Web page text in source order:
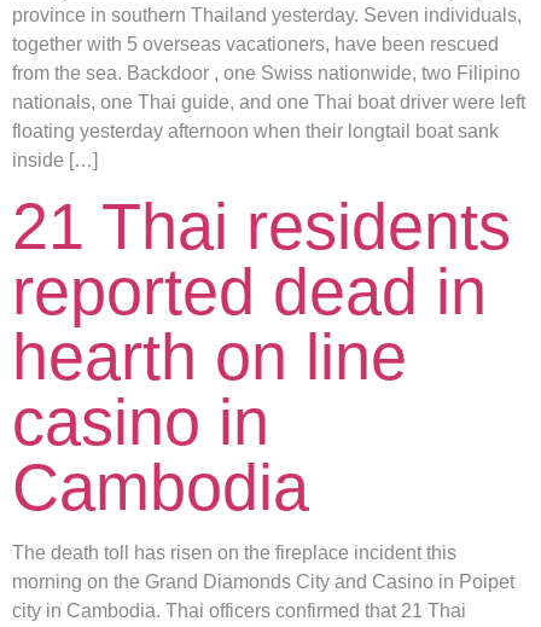
province in southern Thailand yesterday. Seven individuals,
together with 5 overseas vacationers, have been rescued
from the sea. Backdoor , one Swiss nationwide, two Filipino
nationals, one Thai guide, and one Thai boat driver were left
floating yesterday afternoon when their longtail boat sank
inside […]
21 Thai residents
reported dead in
hearth on line
casino in
Cambodia
The death toll has risen on the fireplace incident this
morning on the Grand Diamonds City and Casino in Poipet
city in Cambodia. Thai officers confirmed that 21 Thai